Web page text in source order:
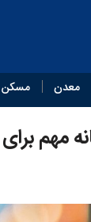
معدن مسکن